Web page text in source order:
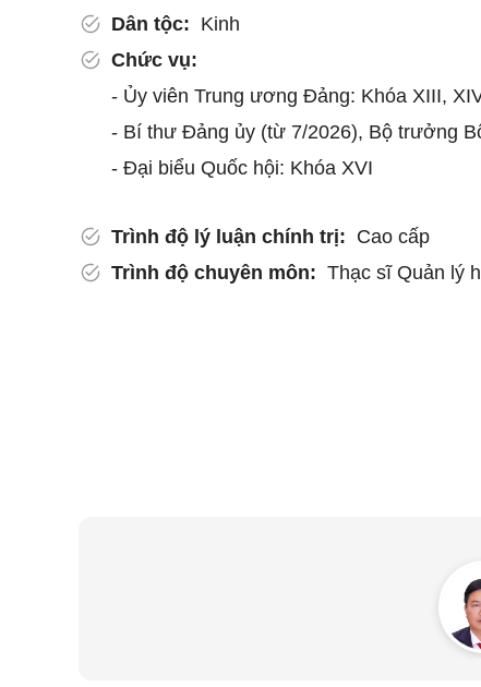
Dân tộc: Kinh
Chức vụ:
- Ủy viên Trung ương Đảng: Khóa XIII,
- Bí thư Đảng ủy (từ 7/2026), Bộ trưởng
- Đại biểu Quốc hội: Khóa XVI
Trình độ lý luận chính trị: Cao cấp
Trình độ chuyên môn: Thạc sĩ Quản lý